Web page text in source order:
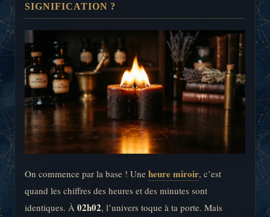
SIGNIFICATION ?
On commence par la base ! Une heure miroir, c’est
quand les chiffres des heures et des minutes sont
identiques. À 02h02, l’univers toque à ta porte. Mais